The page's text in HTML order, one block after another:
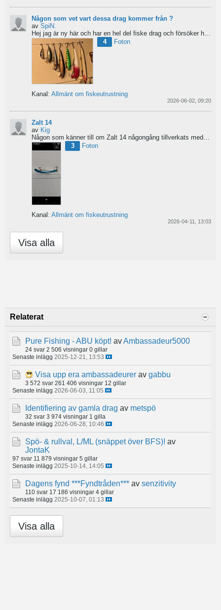
Någon som vet vart dessa drag kommer från ?
av SpiN.
4
Foton
Kanal: Allmänt om fiskeutrustning
2026-06-02, 09:20
Zalt 14
av Kig
Någon som känner till om Zalt 14 någongång tillverkats med fenor?
3
Foton
Kanal: Allmänt om fiskeutrustning
2026-04-11, 13:03
Visa alla
Relaterat
Pure Fishing - ABU köpt! avAmbassadeur5000
24 svar 2 506 visningar 0 gillar
Senaste inlägg 2025-12-21, 13:53
Visa upp era ambassadeurer av gabbu
3 572 svar 261 406 visningar 12 gillar
Senaste inlägg 2026-06-03, 11:05
Identifiering av gamla drag av metspö
32 svar 3 974 visningar 1 gilla
Senaste inlägg 2026-06-28, 10:46
Spö- & rullval, L/ML (snäppet över BFS)! av
JontaK
97 svar 11 879 visningar 5 gillar
Senaste inlägg 2025-10-14, 14:05
Dagens fynd ***Fyndtråden*** av senzitivity
110 svar 17 186 visningar 4 gillar
Senaste inlägg 2025-10-07, 01:13
Visa alla